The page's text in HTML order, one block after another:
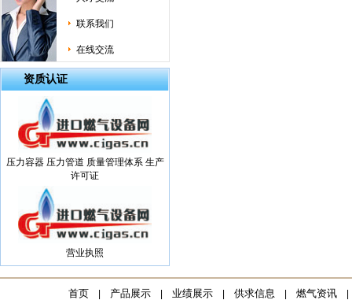
联系我们
在线交流
资质认证
压力容器 压力管道 质量管理体系 生产
许可证
营业执照
首页 | 产品展示 | 业绩展示 | 供求信息 | 燃气资讯 |